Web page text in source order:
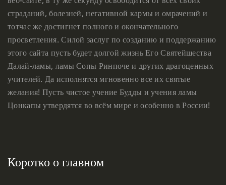
страданий, болезней, негативной кармы и омрачений и
тотчас же достигнет полного и окончательного
просветления. Силой заслуг по созданию и поддержанию
этого сайта пусть будет долгой жизнь Его Святейшества
Далай-ламы, ламы Сопы Ринпоче и других драгоценных
учителей. Да исполнятся мгновенно все их святые
желания! Пусть чистое учение Будды и учения ламы
Цонкапы утвердятся во всём мире и особенно в России!
Коротко о главном